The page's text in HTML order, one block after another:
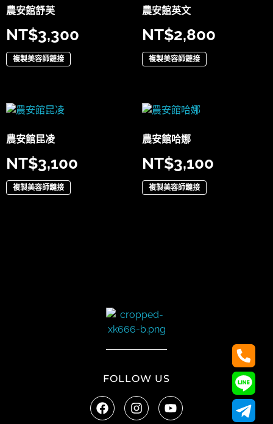
農安館舒芙
NT$3,300
複製美容師鏈接
農安館英文
NT$2,800
複製美容師鏈接
農安館昆凌
NT$3,100
複製美容師鏈接
農安館哈娜
NT$3,100
複製美容師鏈接
FOLLOW US